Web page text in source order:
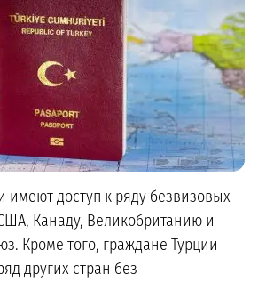
имеют доступ к ряду безвизовых
Канаду, Великобританию и
Кроме того, граждане Турции
других стран без